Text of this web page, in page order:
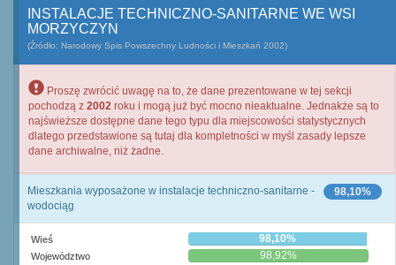
INSTALACJE TECHNICZNO-SANITARNE WE WSI
MORZYCZYN
(Źródło: Narodowy Spis Powszechny Ludności i Mieszkań 2002)
Proszę zwrócić uwagę na to, że dane prezentowane w tej sekcji
pochodzą z 2002 roku i mogą już być mocno nieaktualne. Jednakże są to
najświeższe dostępne dane tego typu dla miejscowości statystycznych
dlatego przedstawione są tutaj dla kompletności w myśl zasady lepsze
dane archiwalne, niż żadne.
98,10%
Mieszkania wyposażone w instalacje techniczno-sanitarne -
wodociąg
Wieś 98,10%
Województwo 98,92%